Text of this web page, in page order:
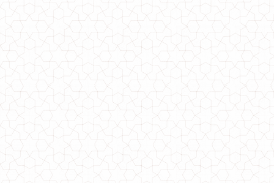
Ангоровое платье с воротником хомут